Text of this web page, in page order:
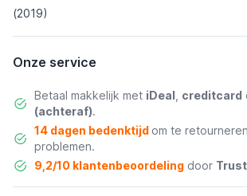
(2019)
Onze service
Betaal makkelijk met iDeal creditcard
(achteraf).
14 dagen bedenktijd om te
problemen.
9,2/10 klantenbeoordelingdoor